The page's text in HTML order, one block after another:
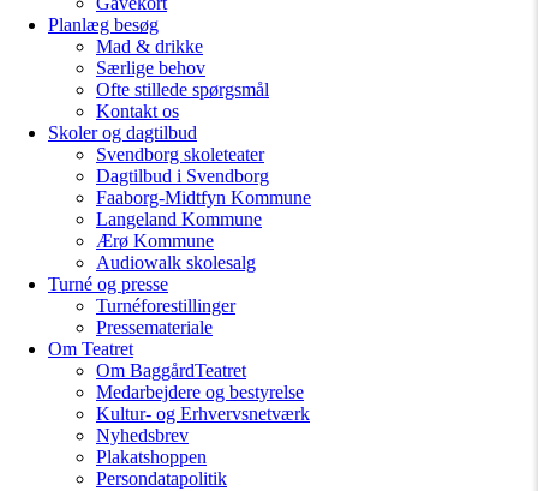
Planlæg besøg
Mad & drikke
Særlige behov
Ofte stillede spørgsmål
Kontakt os
Skoler og dagtilbud
Svendborg skoleteater
Dagtilbud i Svendborg
Faaborg-Midtfyn Kommune
Langeland Kommune
Ærø Kommune
Audiowalk skolesalg
Turné og presse
Turnéforestillinger
Pressemateriale
Om Teatret
Om BaggårdTeatret
Medarbejdere og bestyrelse
Kultur- og Erhvervsnetværk
Nyhedsbrev
Plakatshoppen
Persondatapolitik